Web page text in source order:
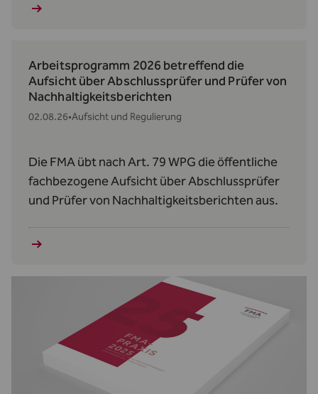
Arbeitsprogramm 2026 betreffend die
Aufsicht über Abschlussprüfer und Prüfer von
Nachhaltigkeitsberichten
02.08.26•Aufsicht und Regulierung
Die FMA übt nach Art. 79 WPG die öffentliche
fachbezogene Aufsicht über Abschlussprüfer
und Prüfer von Nachhaltigkeitsberichten aus.